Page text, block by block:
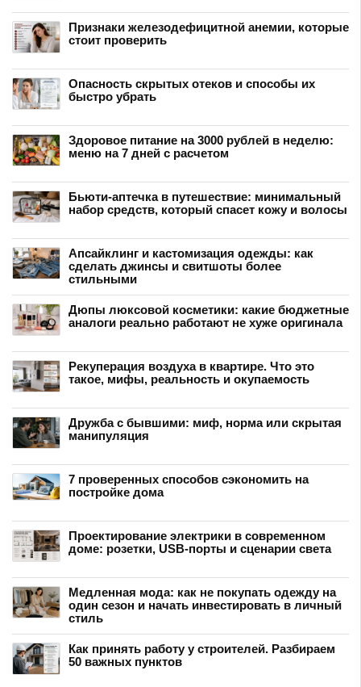
Признаки железодефицитной анемии, которые
стоит проверить
Опасность скрытых отеков и способы их
быстро убрать
Здоровое питание на 3000 рублей в неделю:
меню на 7 дней с расчетом
Бьюти-аптечка в путешествие: минимальный
набор средств, который спасет кожу и волосы
Апсайклинг и кастомизация одежды: как
сделать джинсы и свитшоты более
стильными
Дюпы люксовой косметики: какие бюджетные
аналоги реально работают не хуже оригинала
Рекуперация воздуха в квартире. Что это
такое, мифы, реальность и окупаемость
Дружба с бывшими: миф, норма или скрытая
манипуляция
7 проверенных способов сэкономить на
постройке дома
Проектирование электрики в современном
доме: розетки, USB-порты и сценарии света
Медленная мода: как не покупать одежду на
один сезон и начать инвестировать в личный
стиль
Как принять работу у строителей. Разбираем
50 важных пунктов